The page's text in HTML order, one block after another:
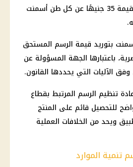
فرض رسم تنمية موارد بقيمة 35 جنيهًا عن كل طن أسمنت
بتوريد قيمة الرسم المستحق
باعتبارها الجهة المسؤولة عن
الآليات التي يحددها القانون.
تنظيم الرسم المرتبط بقطاع
للتحصيل قائم على المنتج
ويحد من الخلافات العملية
الموارد